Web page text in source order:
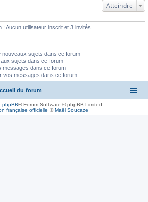
Atteindre
Aucun utilisateur inscrit et 3 invités
nouveaux sujets dans ce forum
sujets dans ce forum
messages dans ce forum
vos messages dans ce forum
du forum
phpBB® Forum Software © phpBB Limited
française officielle ©Maël Soucaze